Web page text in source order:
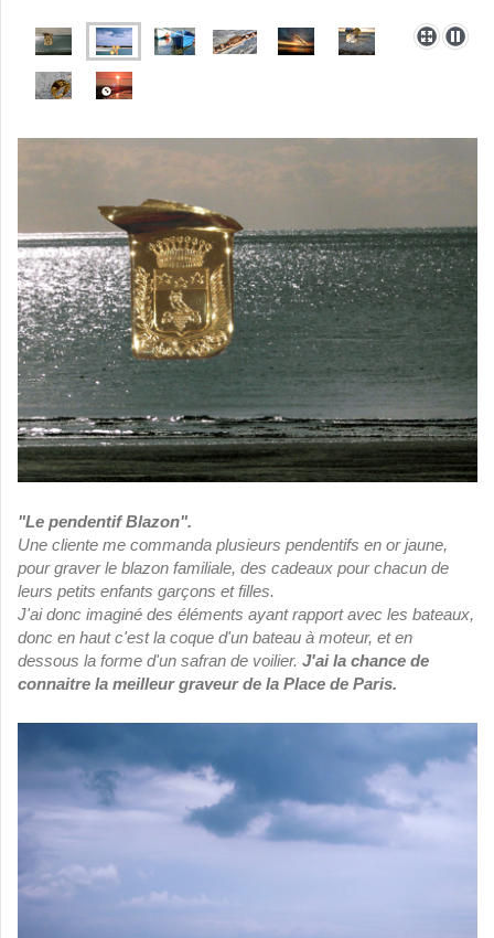
"Le pendentif Blazon".
Une cliente me commanda plusieurs pendentifs en or jaune,
pour graver le blazon familiale, des cadeaux pour chacun de
leurs petits enfants garçons et filles.
J'ai donc imaginé des éléments ayant rapport avec les bateaux,
donc en haut c'est la coque d'un bateau à moteur, et en
dessous la forme d'un safran de voilier. J'ai la chance de
connaitre la meilleur graveur de la Place de Paris.